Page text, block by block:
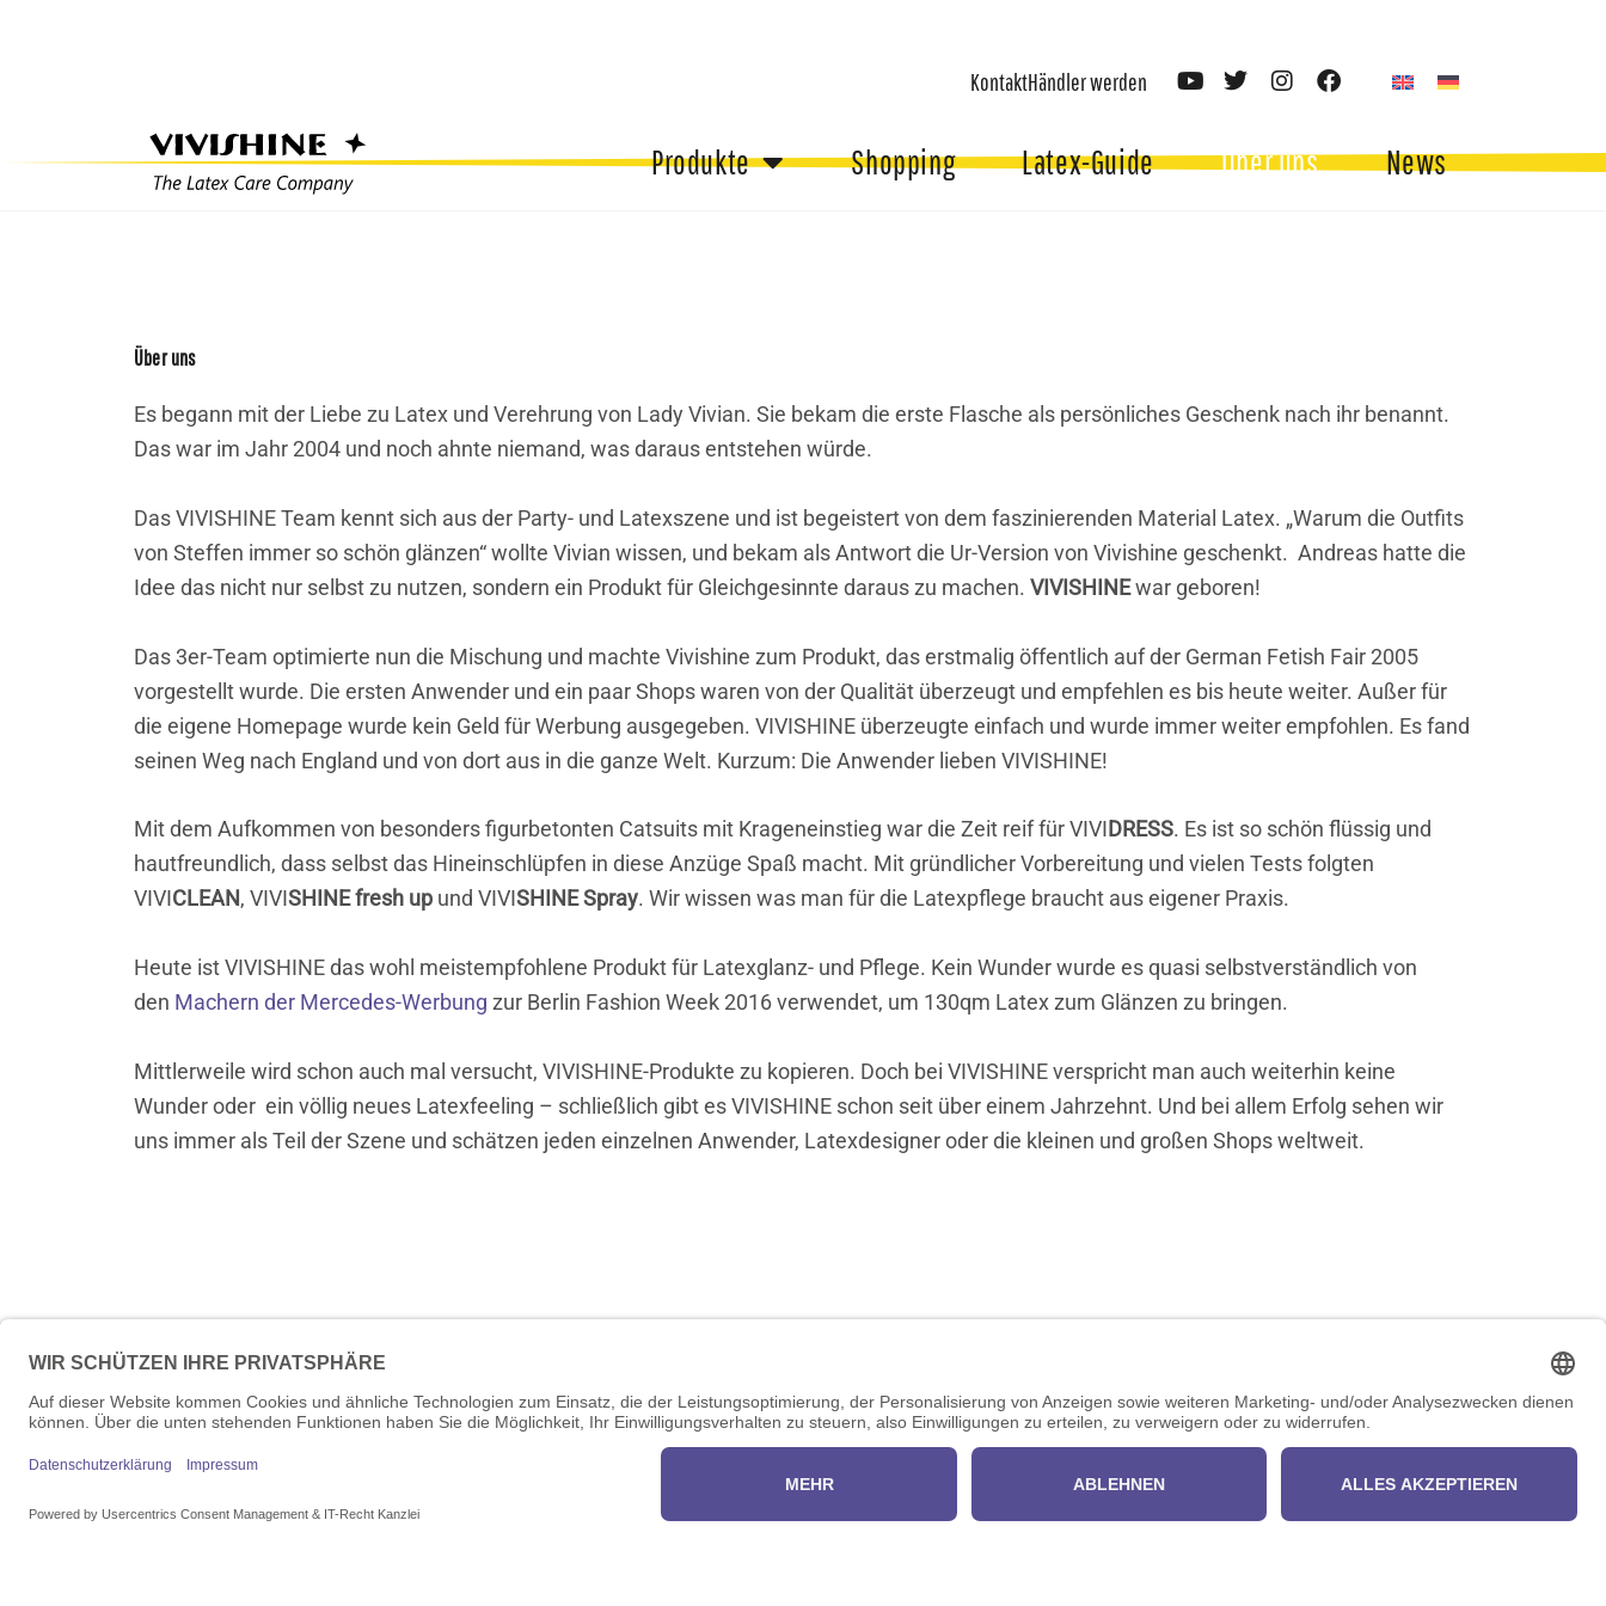
KontaktHändler werden
Produkte Shopping Latex-Guide Über uns News
Über uns
Es begann mit der Liebe zu Latex und Verehrung von Lady Vivian. Sie bekam die erste Flasche als persönliches Geschenk nach ihr benannt.
Das war im Jahr 2004 und noch ahnte niemand, was daraus entstehen würde.
Das VIVISHINE Team kennt sich aus der Party- und Latexszene und ist begeistert von dem faszinierenden Material Latex. „Warum die Outfits
von Steffen immer so schön glänzen“ wollte Vivian wissen, und bekam als Antwort die Ur-Version von Vivishine geschenkt. Andreas hatte die
Idee das nicht nur selbst zu nutzen, sondern ein Produkt für Gleichgesinnte daraus zu machen. VIVISHINEwar geboren!
Das 3er-Team optimierte nun die Mischung und machte Vivishine zum Produkt, das erstmalig öffentlich auf der German Fetish Fair 2005
vorgestellt wurde. Die ersten Anwender und ein paar Shops waren von der Qualität überzeugt und empfehlen es bis heute weiter. Außer für
die eigene Homepage wurde kein Geld für Werbung ausgegeben. VIVISHINE überzeugte einfach und wurde immer weiter empfohlen. Es fand
seinen Weg nach England und von dort aus in die ganze Welt. Kurzum: Die Anwender lieben VIVISHINE!
Mit dem Aufkommen von besonders figurbetonten Catsuits mit Krageneinstieg war die Zeit reif für VIVI DRESS. Es ist so schön flüssig und
hautfreundlich, dass selbst das Hineinschlüpfen in diese Anzüge Spaß macht. Mit gründlicher Vorbereitung und vielen Tests folgten
VIVICLEAN, VIVISHINE fresh up und VIVISHINE Spray. Wir wissen was man für die Latexpflege braucht aus eigener Praxis.
Heute ist VIVISHINE das wohl meistempfohlene Produkt für Latexglanz- und Pflege. Kein Wunder wurde es quasi selbstverständlich von
den Machern der Mercedes-Werbung zur Berlin Fashion Week 2016 verwendet, um 130qm Latex zum Glänzen zu bringen.
Mittlerweile wird schon auch mal versucht, VIVISHINE-Produkte zu kopieren. Doch bei VIVISHINE verspricht man auch weiterhin keine
Wunder oder ein völlig neues Latexfeeling – schließlich gibt es VIVISHINE schon seit über einem Jahrzehnt. Und bei allem Erfolg sehen wir
uns immer als Teil der Szene und schätzen jeden einzelnen Anwender, Latexdesigner oder die kleinen und großen Shops weltweit.
Datenschutz